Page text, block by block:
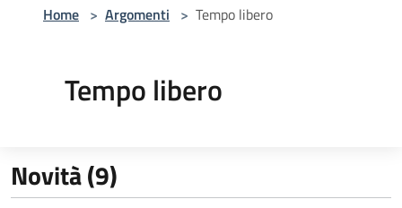
Home > Argomenti > Tempo libero
Tempo libero
Novità (9)